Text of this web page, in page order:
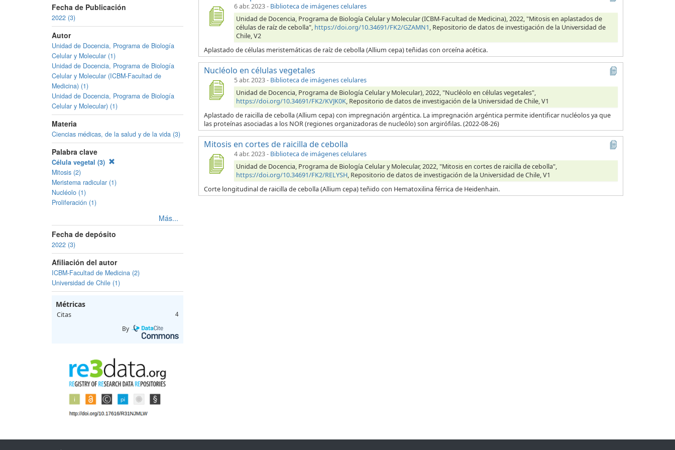
Fecha de Publicación
2022 (3)
Autor
Unidad de Docencia, Programa de Biología
Celular y Molecular (1)
Unidad de Docencia, Programa de Biología
Celular y Molecular (ICBM-Facultad de
Medicina) (1)
Unidad de Docencia, Programa de Biología
Celular y Molecular) (1)
Materia
Ciencias médicas, de la salud y de la vida (3)
Palabra clave
Célula vegetal (3)
Mitosis (2)
Meristema radicular (1)
Nucléolo (1)
Proliferación (1)
Más...
Fecha de depósito
2022 (3)
Afiliación del autor
ICBM-Facultad de Medicina (2)
Universidad de Chile (1)
Métricas
Citas 4
By
6 abr. 2023- Biblioteca de imágenes celulares
Unidad de Docencia, Programa de Biología Celular y Molecular (ICBM-Facultad de Medicina), 2022, "Mitosis en aplastados de
células de raíz de cebolla", https://doi.org/10.34691/FK2/GZAMN1, Repositorio de datos de investigación de la Universidad de
Chile, V2
Aplastado de células meristemáticas de raíz de cebolla (Allium cepa) teñidas con orceína acética.
Nucléolo en células vegetales
5 abr. 2023- Biblioteca de imágenes celulares
Unidad de Docencia, Programa de Biología Celular y Molecular), 2022, "Nucléolo en células vegetales",
https://doi.org/10.34691/FK2/KVJK0K, Repositorio de datos de investigación de la Universidad de Chile, V1
Aplastado de raicilla de cebolla (Allium cepa) con impregnación argéntica. La impregnación argéntica permite identificar nucléolos ya que
las proteínas asociadas a los NOR (regiones organizadoras de nucleólo) son argirófilas. (2022-08-26)
Mitosis en cortes de raicilla de cebolla
4 abr. 2023- Biblioteca de imágenes celulares
Unidad de Docencia, Programa de Biología Celular y Molecular, 2022, "Mitosis en cortes de raicilla de cebolla",
https://doi.org/10.34691/FK2/RELYSH, Repositorio de datos de investigación de la Universidad de Chile, V1
Corte longitudinal de raicilla de cebolla (Allium cepa) teñido con Hematoxilina férrica de Heidenhain.